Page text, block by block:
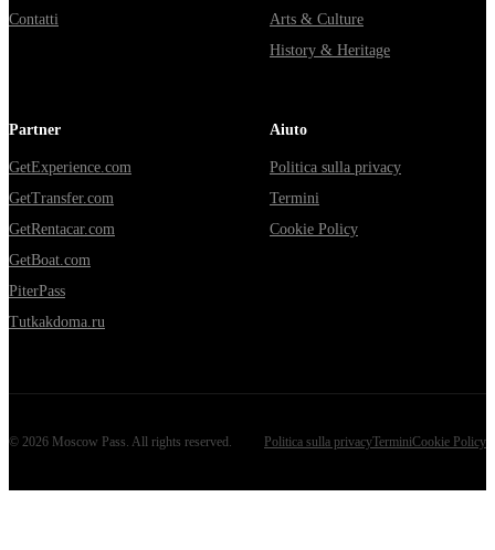
Contatti
Arts & Culture
History & Heritage
Partner
GetExperience.com
GetTransfer.com
GetRentacar.com
GetBoat.com
PiterPass
Tutkakdoma.ru
Aiuto
Politica sulla privacy
Termini
Cookie Policy
© 2026 Moscow Pass . All rights reserved. Politica sulla privacyTerminiCookie Policy